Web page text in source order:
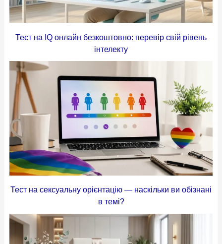
Тест на IQ онлайн безкоштовно: перевір свій рівень
інтелекту
Тест на сексуальну орієнтацію — наскільки ви обізнані
в темі?